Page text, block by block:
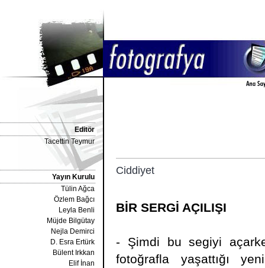
Editör
Tacettin Teymur
Yayın Kurulu
Tülin Ağca
Özlem Bağcı
Leyla Benli
Müjde Bilgütay
Nejla Demirci
D. Esra Ertürk
Bülent Irkkan
Elif İnan
Ciddiyet
BİR SERGİ AÇILIŞI
- Şimdi bu segiyi
fotoğrafla yaşattığı